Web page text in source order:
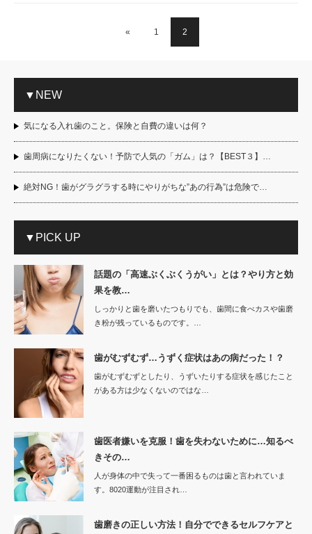
« 1 2
▼NEW
気になる入れ歯のこと。保険と自費の違いは何？
歯周病になりたくない！予防で人気の「ガム」は？【BEST３】…
絶対NG！歯がグラグラする時にやりがちな”あの行為”は危険で…
▼PICK UP
話題の「高速ぶくぶくうがい」とは？やり方と効
果を教…
しっかりと歯を磨いたつもりでも、歯間に食べカスや歯磨
き粉が残っているものです。…
歯がむずむず…うずく症状はあの病だった！？
歯がむずむずとしたり、うずいたりする症状を感じたこと
がある方は少なくないのではな…
歯医者嫌いを克服！歯を失わないために…知るべ
きその…
人が身体の中で失って一番困るものは歯と言われていま
す。8020運動が注目され…
歯磨きの正しい方法！自分でできるセルフケアと